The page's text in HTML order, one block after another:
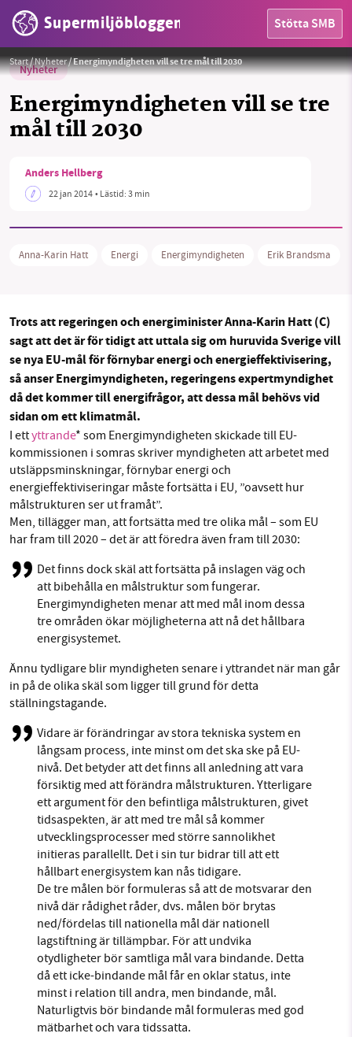
Supermiljöbloggen Stötta SMB
OMRÅDEN
MILJÖFAKTA
Facebook Instagram BlueSky
Threads
Start/Nyheter/Energimyndigheten vill se tre mål till 2030
Nyheter
Energimyndigheten vill se tre
mål till 2030
Anders Hellberg
22 jan 2014• Lästid:3 min
Anna-Karin Hatt Energi Energimyndigheten Erik Brandsma
Trots att regeringen och energiminister Anna-Karin Hatt (C)
sagt att det är för tidigt att uttala sig om huruvida Sverige vill
se nya EU-mål för förnybar energi och energieffektivisering,
så anser Energimyndigheten, regeringens expertmyndighet
då det kommer till energifrågor, att dessa mål behövs vid
sidan om ett klimatmål.
I ettyttrande* som Energimyndigheten skickade till EU-
kommissionen i somras skriver myndigheten att arbetet med
utsläppsminskningar, förnybar energi och
energieffektiviseringar måste fortsätta i EU, ”oavsett hur
målstrukturen ser ut framåt”.
Men, tillägger man, att fortsätta med tre olika mål – som EU
har fram till 2020 – det är att föredra även fram till 2030:
Det finns dock skäl att fortsätta på inslagen väg och
att bibehålla en målstruktur som fungerar.
Energimyndigheten menar att med mål inom dessa
tre områden ökar möjligheterna att nå det hållbara
energisystemet.
Ännu tydligare blir myndigheten senare i yttrandet när man går
in på de olika skäl som ligger till grund för detta
ställningstagande.
Vidare är förändringar av stora tekniska system en
långsam process, inte minst om det ska ske på EU-
nivå. Det betyder att det finns all anledning att vara
försiktig med att förändra målstrukturen. Ytterligare
ett argument för den befintliga målstrukturen, givet
tidsaspekten, är att med tre mål så kommer
utvecklingsprocesser med större sannolikhet
initieras parallellt. Det i sin tur bidrar till att ett
hållbart energisystem kan nås tidigare.
De tre målen bör formuleras så att de motsvarar den
nivå där rådighet råder, dvs. målen bör brytas
ned/fördelas till nationella mål där nationell
lagstiftning är tillämpbar. För att undvika
otydligheter bör samtliga mål vara bindande. Detta
då ett icke-bindande mål får en oklar status, inte
minst i relation till andra, men bindande, mål.
Naturligtvis bör bindande mål formuleras med god
mätbarhet och vara tidssatta.
SMB kämpar för en hållbar framtid. Sedan
starten 2010 har vår ideella redaktion drivit
miljödebatten framåt genom
nyhetsbevakning och granskningar. Nu vill vi
utveckla vårt arbete – och vi hoppas att du
vill hjälpa oss.
Stötta vårt arbete genom att swisha en slant till
1231368703
Läs vad vi vill göra